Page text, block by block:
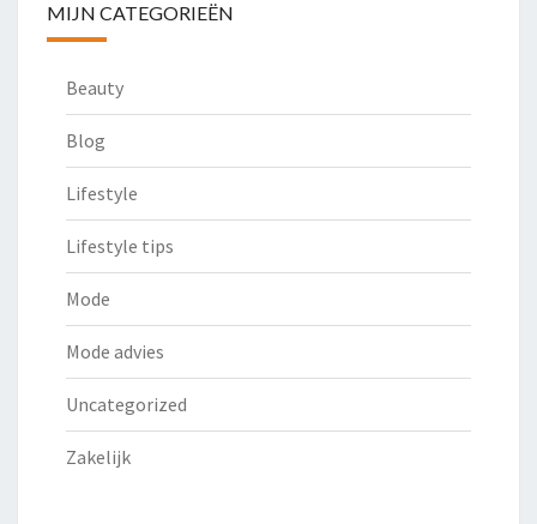
MIJN CATEGORIEËN
Beauty
Blog
Lifestyle
Lifestyle tips
Mode
Mode advies
Uncategorized
Zakelijk